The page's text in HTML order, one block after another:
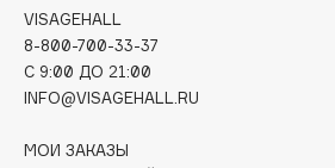
Darphin
Davines
Deonica
Dessange
Dior
VISAGEHALL
8-800-700-33-37
C 9:00 ДО 21:00
INFO@VISAGEHALL.RU
МОИ ЗАКАЗЫ